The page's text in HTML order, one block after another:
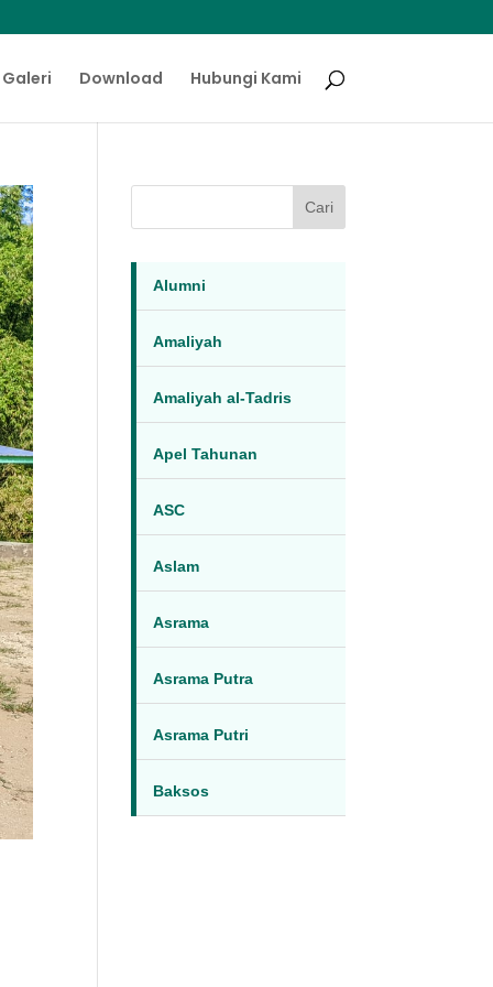
Galeri Download Hubungi Kami
Cari
Alumni
Amaliyah
Amaliyah al-Tadris
Apel Tahunan
ASC
Aslam
Asrama
Asrama Putra
Asrama Putri
Baksos